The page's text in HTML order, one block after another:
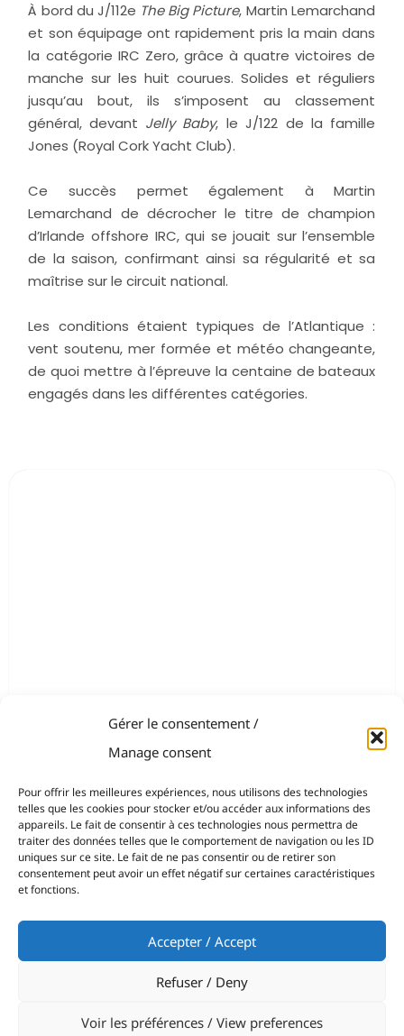
Gérer le consentement /
Manage consent
Pour offrir les meilleures expériences, nous utilisons des technologies
telles que les cookies pour stocker et/ou accéder aux informations des
appareils. Le fait de consentir à ces technologies nous permettra de
traiter des données telles que le comportement de navigation ou les ID
uniques sur ce site. Le fait de ne pas consentir ou de retirer son
consentement peut avoir un effet négatif sur certaines caractéristiques
et fonctions.
Accepter / Accept
Refuser / Deny
Voir les préférences / View preferences
À bord du J/112e The Big Picture, Martin Lemarchand
et son équipage ont rapidement pris la main dans
la catégorie IRC Zero, grâce à quatre victoires de
manche sur les huit courues. Solides et réguliers
jusqu’au bout, ils s’imposent au classement
général, devant Jelly Baby, le J/122 de la famille
Jones (Royal Cork Yacht Club).
Ce succès permet également à Martin
Lemarchand de décrocher le titre de champion
d’Irlande offshore IRC, qui se jouait sur l’ensemble
de la saison, confirmant ainsi sa régularité et sa
maîtrise sur le circuit national.
Les conditions étaient typiques de l’Atlantique :
vent soutenu, mer formée et météo changeante,
de quoi mettre à l’épreuve la centaine de bateaux
engagés dans les différentes catégories.